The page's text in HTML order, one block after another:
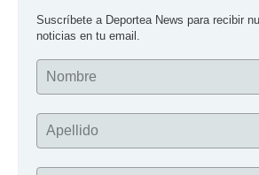
Suscríbete a Deportea News para recibir
noticias en tu email.
Nombre
Apellido